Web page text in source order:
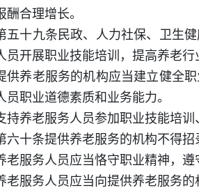
酬合理增长。
五十九条民政、人力社保、卫生
员开展职业技能培训，提高养老行
供养老服务的机构应当建立健全
员职业道德素质和业务能力。
持养老服务人员参加职业技能培
六十条提供养老服务的机构不得
老服务人员应当恪守职业精神，
老服务人员应当向提供养老服务